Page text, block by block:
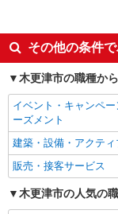
高収入・高額
週2～3日勤務OK
交通費支給
同じ職種から求人
アパレル販売
同じ特徴から求人
その他の条件
木更津市の職種か
イベント・キャンペー
ーズメント
建築・設備・アクティ
販売・接客サービス
木更津市の人気の